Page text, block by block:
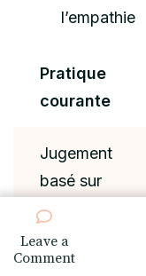
Leave a
Commenton
l’empathie
Pratique
courante
Jugement
basé sur
l’apparence
Écoute